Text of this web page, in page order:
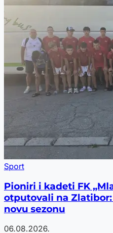
Sport
Pioniri i kadeti FK
otputovali na
novu sezonu
06.08.2026.